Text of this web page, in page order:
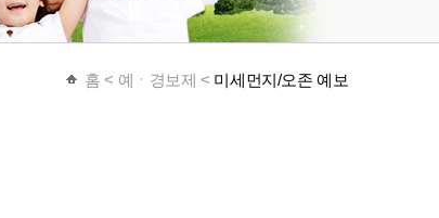
홈 < 예ㆍ경보제 < 미세먼지/오존 예보